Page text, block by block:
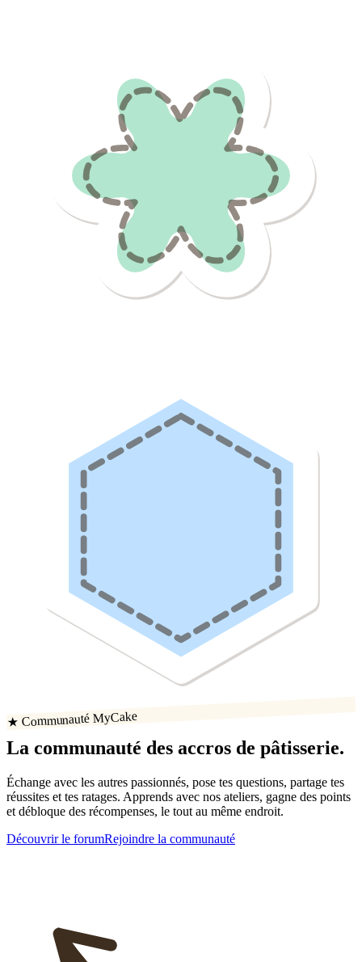
★ Communauté MyCake
La communauté des accros de pâtisserie.
Échange avec les autres passionnés, pose tes questions, partage tes
réussites et tes ratages. Apprends avec nos ateliers, gagne des points
et débloque des récompenses, le tout au même endroit.
Découvrir le forumRejoindre la communauté